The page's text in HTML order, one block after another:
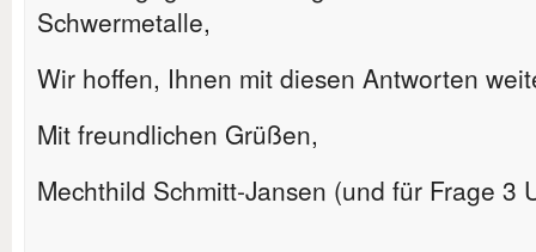
Schwermetalle,
Wir hoffen, Ihnen mit diesen Antworten
Mit freundlichen Grüßen,
Mechthild Schmitt-Jansen (und für Frage 3